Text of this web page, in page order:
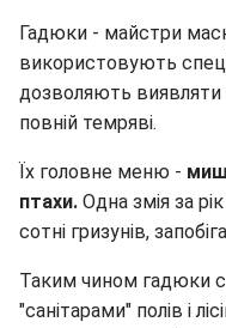
Гадюки - майстри
використовують
дозволяють виявляти
повній темряві.
Їх головне меню -
птахи. Одна змія за
сотні гризунів,
Таким чином гадюки
"санітарами" полів і